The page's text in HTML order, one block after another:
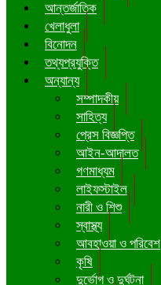
আন্তর্জাতিক
খেলাধুলা
বিনোদন
তথ্যপ্রযুক্তি
অন্যান্য
সম্পাদকীয়
সাহিত্য
প্রেস বিজ্ঞপ্তি
আইন-আদালত
গণমাধ্যম
লাইফস্টাইল
নারী ও শিশু
স্বাস্থ্য
আবহাওয়া ও পরিবেশ
কৃষি
দুর্ভোগ ও দুর্ঘটনা